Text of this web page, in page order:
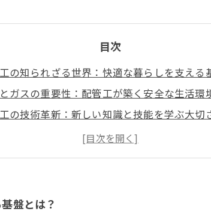
目次
の知られざる世界：快適な暮らしを支える
ガスの重要性：配管工が築く安全な生活環
の技術革新：新しい知識と技能を学ぶ大切
可能なエネルギー利用と水資源管理の新たな
配管工：進化を続ける建設業の一端を担う
界の未来を支える配管工の役割を再考しよう
盤とは？